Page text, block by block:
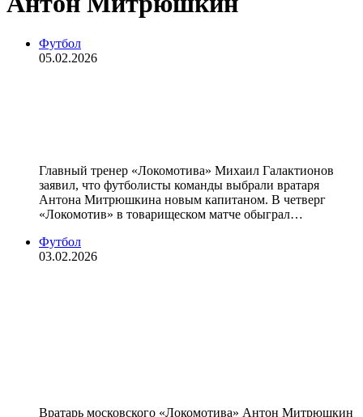
Футбол
05.02.2026
Главный тренер «Локомотива» Михаил Галактионов
заявил, что футболисты команды выбрали вратаря
Антона Митрюшкина новым капитаном. В четверг
«Локомотив» в товарищеском матче обыграл…
Футбол
03.02.2026
Вратарь московского «Локомотива» Антон Митрюшкин